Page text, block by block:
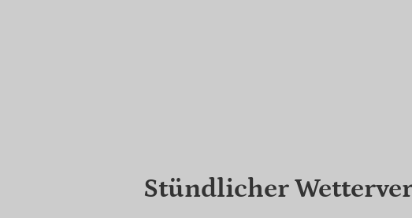
Stündlicher